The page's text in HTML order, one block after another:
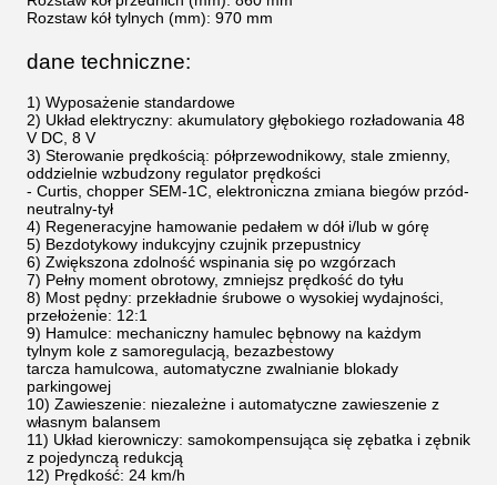
Rozstaw kół tylnych (mm): 970 mm
dane techniczne:
1) Wyposażenie standardowe
2) Układ elektryczny: akumulatory głębokiego rozładowania 48
V DC, 8 V
3) Sterowanie prędkością: półprzewodnikowy, stale zmienny,
oddzielnie wzbudzony regulator prędkości
- Curtis, chopper SEM-1C, elektroniczna zmiana biegów przód-
neutralny-tył
4) Regeneracyjne hamowanie pedałem w dół i/lub w górę
5) Bezdotykowy indukcyjny czujnik przepustnicy
6) Zwiększona zdolność wspinania się po wzgórzach
7) Pełny moment obrotowy, zmniejsz prędkość do tyłu
8) Most pędny: przekładnie śrubowe o wysokiej wydajności,
przełożenie: 12:1
9) Hamulce: mechaniczny hamulec bębnowy na każdym
tylnym kole z samoregulacją, bezazbestowy
tarcza hamulcowa, automatyczne zwalnianie blokady
parkingowej
10) Zawieszenie: niezależne i automatyczne zawieszenie z
własnym balansem
11) Układ kierowniczy: samokompensująca się zębatka i zębnik
z pojedynczą redukcją
12) Prędkość: 24 km/h